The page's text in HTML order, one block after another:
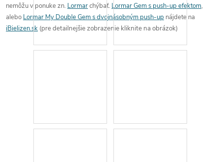
nemôžu v ponuke zn. Lormarchýbať. Lormar Gem s push-up efektom,
alebo Lormar My Double Gem s dvojnásobným push-up nájdete na
iBielizen.sk (pre detailnejšie zobrazenie kliknite na obrázok)